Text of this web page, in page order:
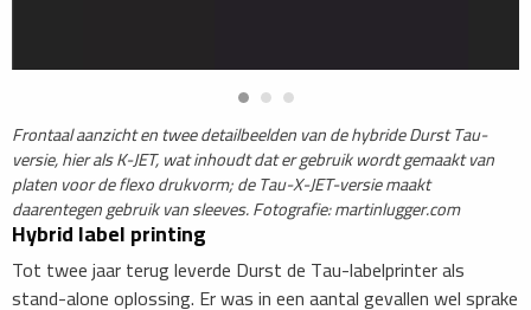
​Frontaal aanzicht en twee detailbeelden van de hybride Durst Tau-
versie, hier als K-JET, wat inhoudt dat er gebruik wordt gemaakt van
platen voor de flexo drukvorm; de Tau-X-JET-versie maakt
daarentegen gebruik van sleeves. Fotografie: martinlugger.com
​Hybrid label printing
Tot twee jaar terug leverde Durst de Tau-labelprinter als
stand-alone oplossing. Er was in een aantal gevallen wel sprake